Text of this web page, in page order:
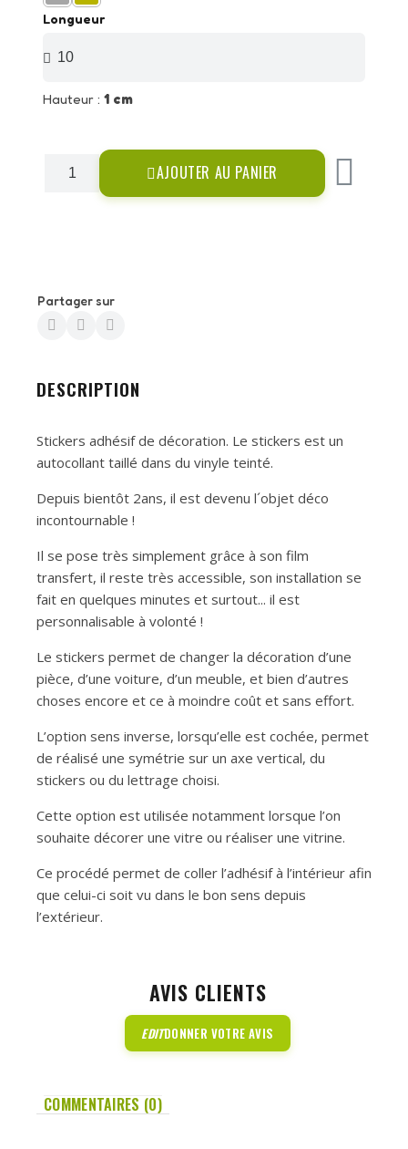
Longueur
Hauteur : 1 cm
AJOUTER AU PANIER
Partager sur
DESCRIPTION
Stickers adhésif de décoration. Le stickers est un
autocollant taillé dans du vinyle teinté.
Depuis bientôt 2ans, il est devenu l´objet déco
incontournable !
Il se pose très simplement grâce à son film
transfert, il reste très accessible, son installation se
fait en quelques minutes et surtout... il est
personnalisable à volonté !
Le stickers permet de changer la décoration d’une
pièce, d’une voiture, d’un meuble, et bien d’autres
choses encore et ce à moindre coût et sans effort.
L’option sens inverse, lorsqu’elle est cochée, permet
de réalisé une symétrie sur un axe vertical, du
stickers ou du lettrage choisi.
Cette option est utilisée notamment lorsque l’on
souhaite décorer une vitre ou réaliser une vitrine.
Ce procédé permet de coller l’adhésif à l’intérieur afin
que celui-ci soit vu dans le bon sens depuis
l’extérieur.
AVIS CLIENTS
EDITDONNER VOTRE AVIS
COMMENTAIRES (0)